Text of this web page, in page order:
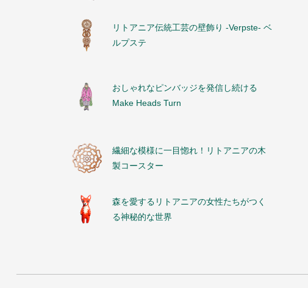
リトアニア伝統工芸の壁飾り -Verpste- ベ
ルプステ
おしゃれなピンバッジを発信し続ける
Make Heads Turn
繊細な模様に一目惚れ！リトアニアの木
製コースター
森を愛するリトアニアの女性たちがつく
る神秘的な世界